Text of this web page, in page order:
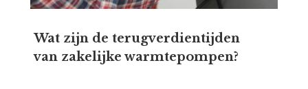
Wat zijn de terugverdientijden
van zakelijke warmtepompen?